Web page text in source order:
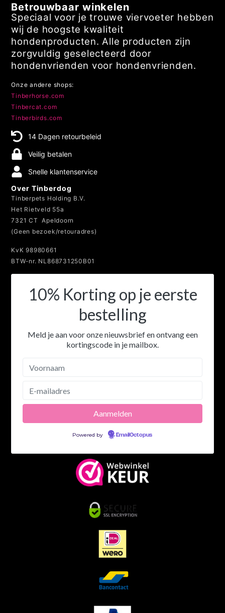
Betrouwbaar winkelen
Speciaal voor je trouwe viervoeter hebben
wij de hoogste kwaliteit
hondenproducten. Alle producten zijn
zorgvuldig geselecteerd door
hondenvrienden voor hondenvrienden.
Onze andere shops:
Tinberhorse.com
Tinbercat.com
Tinberbirds.com
14 Dagen retourbeleid
Veilig betalen
Snelle klantenservice
Over Tinberdog
Tinberpets Holding B.V.
Het Rietveld 55a
7321 CT Apeldoorn
(Geen bezoek/retouradres)
KvK 98980661
BTW-nr. NL868731250B01
10% Korting op je eerste
bestelling
Meld je aan voor onze nieuwsbrief en ontvang een
kortingscode in je mailbox.
Powered by EmailOctopus